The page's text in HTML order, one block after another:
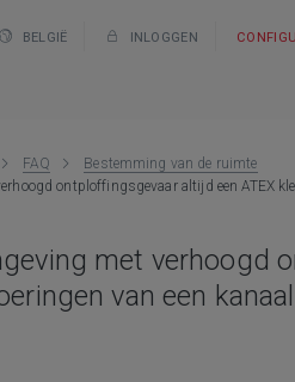
BELGIË INLOGGEN
FAQ
Bestemming van de ruimte
ontploffingsgevaar altijd een ATEX
met verhoogd
van een